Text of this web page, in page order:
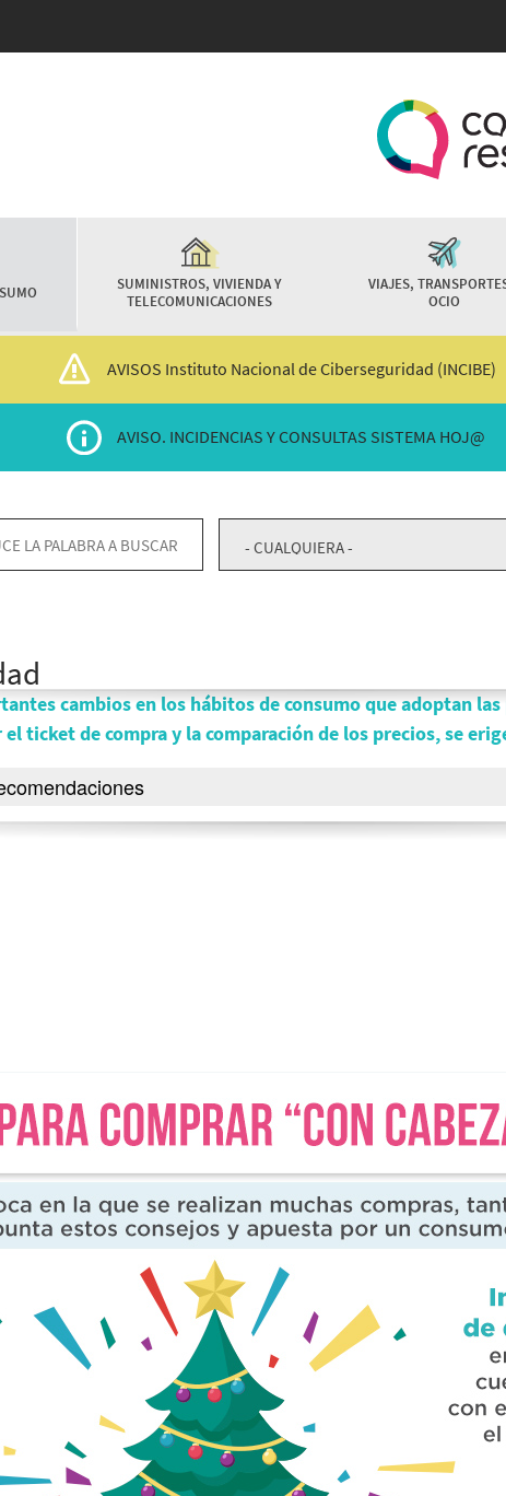
SUMINISTROS, VIVIENDA Y
TELECOMUNICACIONES
VIAJES,
OCIO
AVISOS Instituto Nacional de Ciberseguridad (INCIBE)
AVISO. INCIDENCIAS Y CONSULTAS SISTEMA HOJ@
cambios en los hábitos de consumo que adoptan
ticket de compra y la comparación de los precios, se